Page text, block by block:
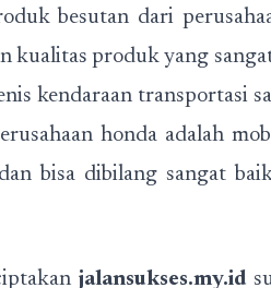
besutan dari
kualitas produk yang
kendaraan transportasi
honda adalah
bisa dibilang sangat
jalansukses.my.id